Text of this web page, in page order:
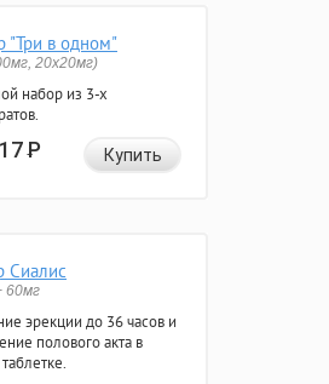
"Три в одном"
20x20мг)
набор из 3-х
Р Купить
Сиалис
60мг
эрекции до 36 часов и
полового акта в